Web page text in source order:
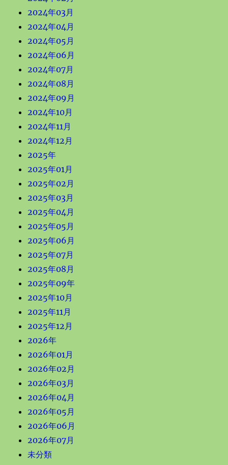
2024年03月
2024年04月
2024年05月
2024年06月
2024年07月
2024年08月
2024年09月
2024年10月
2024年11月
2024年12月
2025年
2025年01月
2025年02月
2025年03月
2025年04月
2025年05月
2025年06月
2025年07月
2025年08月
2025年09年
2025年10月
2025年11月
2025年12月
2026年
2026年01月
2026年02月
2026年03月
2026年04月
2026年05月
2026年06月
2026年07月
未分類